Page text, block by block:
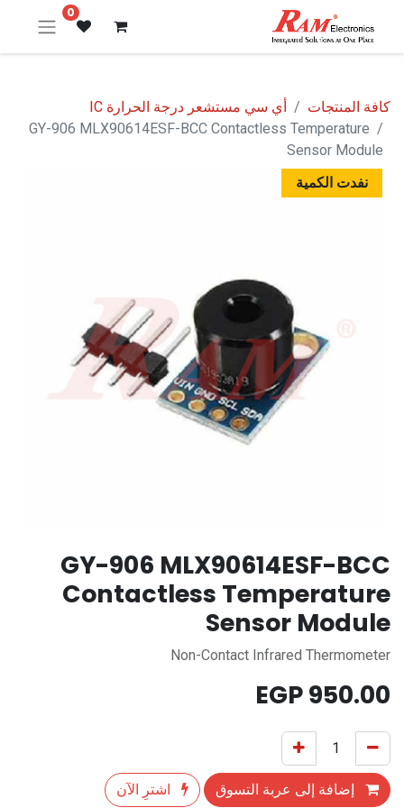
0
كافة المنتجات
أي سي مستشعر درجة الحرارة IC
GY-906 MLX90614ESF-BCC Contactless Temperature
Sensor Module
نفدت الكمية
GY-906 MLX90614ESF-BCC
Contactless Temperature
Sensor Module
Non-Contact Infrared Thermometer
950.00
إضافة إلى عربة التسوق اشترِ الآن